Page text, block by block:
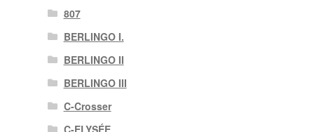
807
BERLINGO I.
BERLINGO II
BERLINGO III
C-Crosser